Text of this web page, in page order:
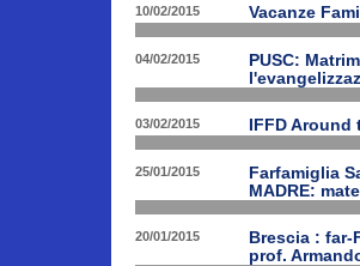
10/02/2015 Vacanze
04/02/2015
PUSC:
03/02/2015 IFFD
25/01/2015
Farfamiglia
MADRE:
20/01/2015
Brescia :
prof.